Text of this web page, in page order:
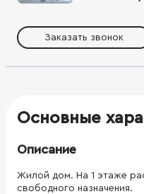
Заказать звонок
Основные
Описание
Жилой дом. На 1 этаже
свободного назначения.